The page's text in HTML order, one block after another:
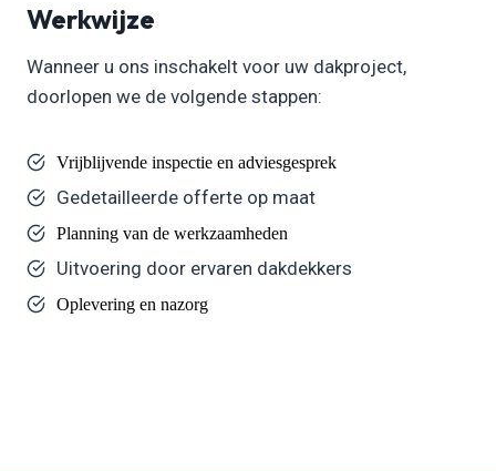
Werkwijze
Wanneer u ons inschakelt voor uw dakproject,
doorlopen we de volgende stappen:
Vrijblijvende inspectie en adviesgesprek
Gedetailleerde offerte op maat
Planning van de werkzaamheden
Uitvoering door ervaren dakdekkers
Oplevering en nazorg